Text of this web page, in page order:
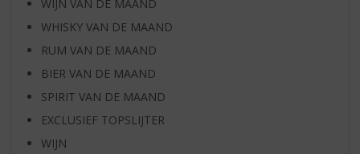
WIJN VAN DE MAAND
WHISKY VAN DE MAAND
RUM VAN DE MAAND
BIER VAN DE MAAND
SPIRIT VAN DE MAAND
EXCLUSIEF TOPSLIJTER
WIJN